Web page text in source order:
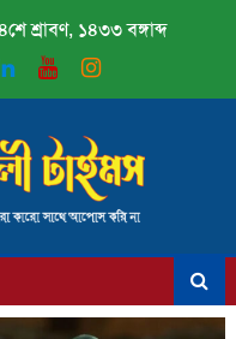
শ্রাবণ, ১৪৩৩ বঙ্গাব্দ